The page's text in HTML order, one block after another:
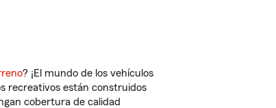
? ¡El mundo de los vehículos
recreativos están construidos
cobertura de calidad